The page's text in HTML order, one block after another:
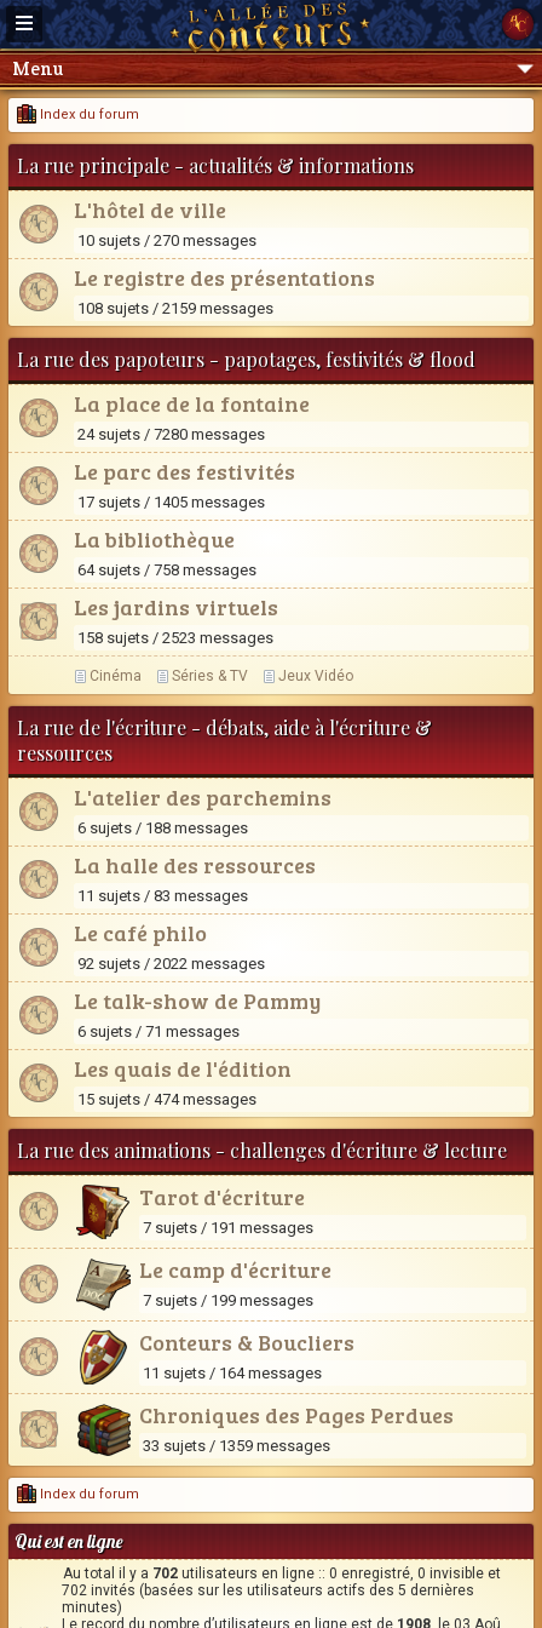
Menu
Index du forum
La rue principale - actualités & informations
L'hôtel de ville
10 sujets / 270 messages
Le registre des présentations
108 sujets / 2159 messages
La rue des papoteurs - papotages, festivités & flood
La place de la fontaine
24 sujets / 7280 messages
Le parc des festivités
17 sujets / 1405 messages
La bibliothèque
64 sujets / 758 messages
Les jardins virtuels
158 sujets / 2523 messages
Cinéma Séries & TV Jeux Vidéo
La rue de l'écriture - débats, aide à l'écriture &
ressources
L'atelier des parchemins
6 sujets / 188 messages
La halle des ressources
11 sujets / 83 messages
Le café philo
92 sujets / 2022 messages
Le talk-show de Pammy
6 sujets / 71 messages
Les quais de l'édition
15 sujets / 474 messages
La rue des animations - challenges d'écriture & lecture
Tarot d'écriture
7 sujets / 191 messages
Le camp d'écriture
7 sujets / 199 messages
Conteurs & Boucliers
11 sujets / 164 messages
Chroniques des Pages Perdues
33 sujets / 1359 messages
Index du forum
Qui est en ligne
Au total il y a 702 utilisateurs en ligne :: 0 enregistré, 0 invisible et
702 invités (basées sur les utilisateurs actifs des 5 dernières
minutes)
Le record du nombre d’utilisateurs en ligne est de 1908 , le 03 Aoû